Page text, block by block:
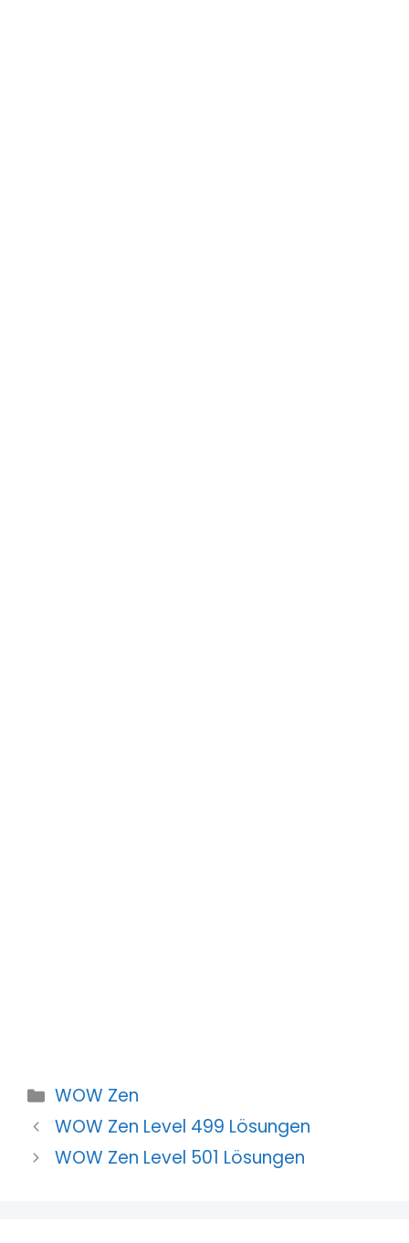
Kategorien
WOW Zen
WOW Zen Level 499 Lösungen
WOW Zen Level 501 Lösungen